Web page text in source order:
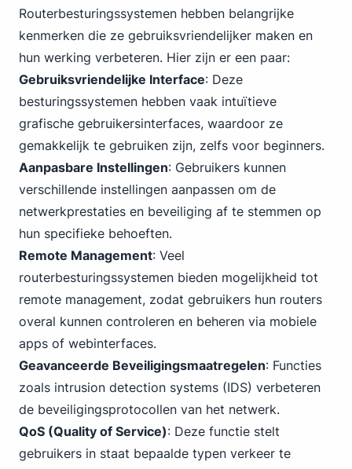
Routerbesturingssystemen hebben belangrijke
kenmerken die ze gebruiksvriendelijker maken en
hun werking verbeteren. Hier zijn er een paar:
Gebruiksvriendelijke Interface: Deze
besturingssystemen hebben vaak intuïtieve
grafische gebruikersinterfaces, waardoor ze
gemakkelijk te gebruiken zijn, zelfs voor beginners.
Aanpasbare Instellingen: Gebruikers kunnen
verschillende instellingen aanpassen om de
netwerkprestaties en beveiliging af te stemmen op
hun specifieke behoeften.
Remote Management: Veel
routerbesturingssystemen bieden mogelijkheid tot
remote management, zodat gebruikers hun routers
overal kunnen controleren en beheren via mobiele
apps of webinterfaces.
Geavanceerde Beveiligingsmaatregelen: Functies
zoals intrusion detection systems (IDS) verbeteren
de beveiligingsprotocollen van het netwerk.
QoS (Quality of Service): Deze functie stelt
gebruikers in staat bepaalde typen verkeer te